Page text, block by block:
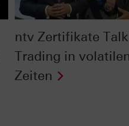
ntv Zertifikate
Trading in volatilen
Zeiten